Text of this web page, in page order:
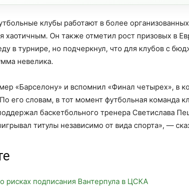
клубы работают в более
хаотичным. Он также отметил рост призовых в
в турнире, но подчеркнул, что для клубов с
невелика.
«Барселону» и вспомнил «Финал четырех», в
его словам, в тот момент футбольная команда
баскетбольного тренера Светислава
титулы независимо от вида спорта», —
рисках подписания Вантерпула в ЦСКА